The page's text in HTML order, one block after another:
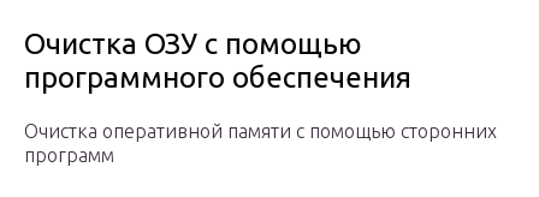
Очистка ОЗУ с помощью
программного обеспечения
Очистка оперативной памяти с помощью сторонних
программ